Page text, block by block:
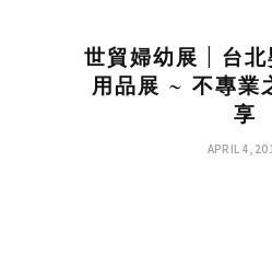
世貿婦幼展 | 台
用品展 ~ 不專業
享
APRIL 4,